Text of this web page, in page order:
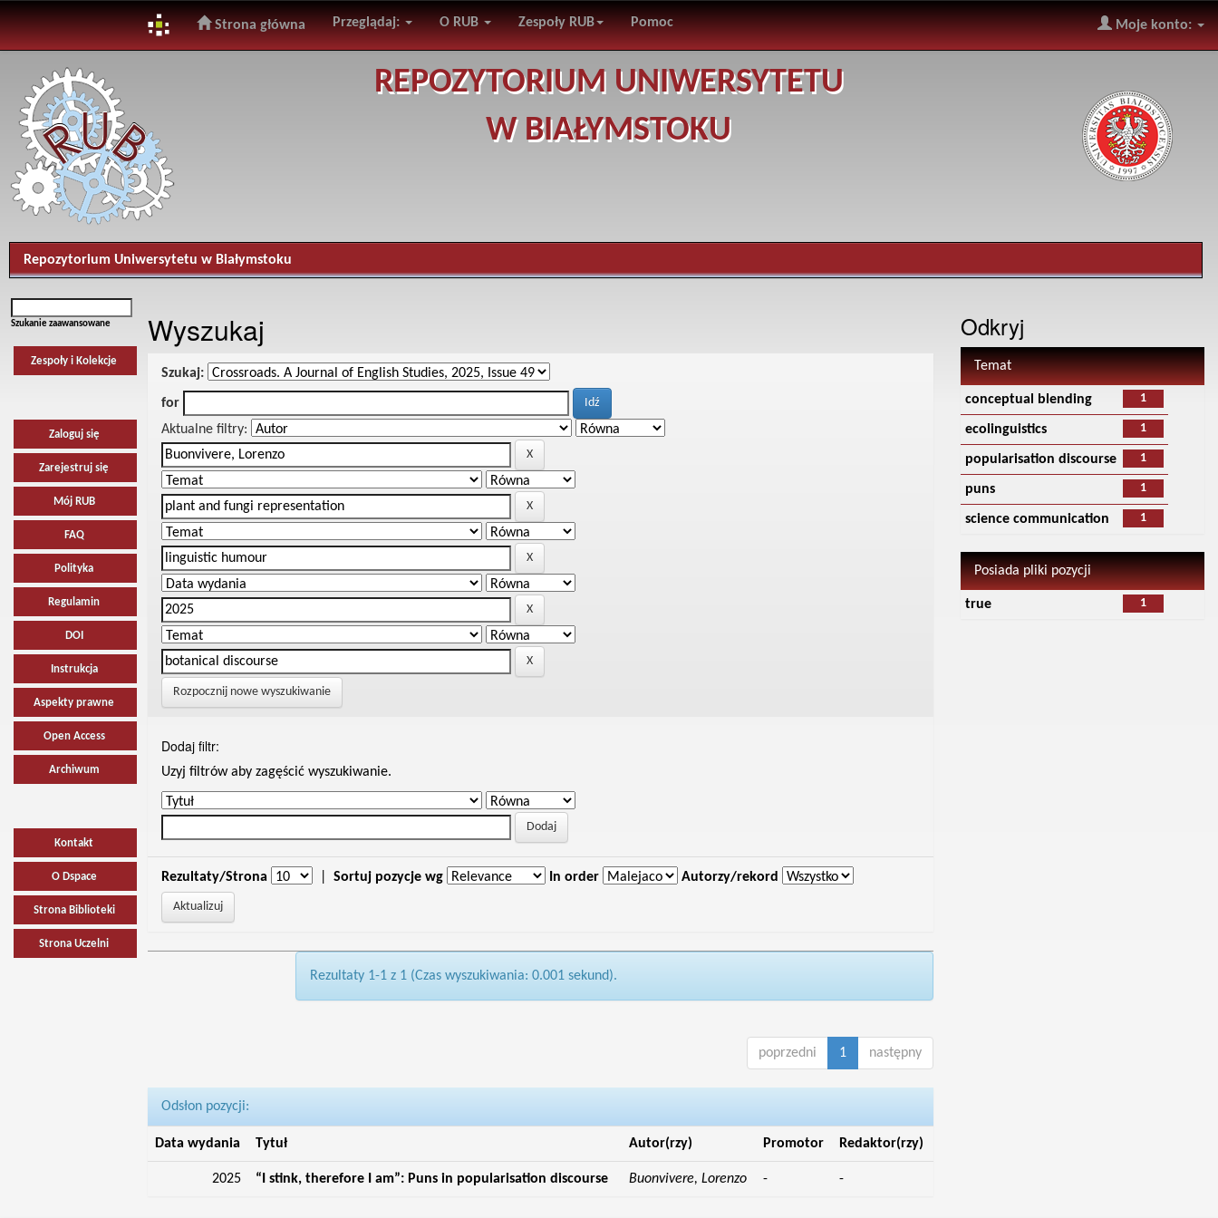
navigation
Strona główna Przeglądaj: O RUB Zespoły RUB Pomoc Moje konto:
REPOZYTORIUM UNIWERSYTETU
W BIAŁYMSTOKU
Repozytorium Uniwersytetu w Białymstoku
Szukanie zaawansowane
Zespoły i Kolekcje
Zaloguj się
Zarejestruj się
Mój RUB
FAQ
Polityka
Regulamin
DOI
Instrukcja
Aspekty prawne
Open Access
Archiwum
Kontakt
O Dspace
Strona Biblioteki
Strona Uczelni
Wyszukaj
Szukaj:
for
Aktualne filtry:
Rozpocznij nowe wyszukiwanie
Dodaj filtr:
Uzyj filtrów aby zagęścić wyszukiwanie.
Rezultaty/Strona Sortuj pozycje wg In order Autorzy/rekord
Rezultaty 1-1 z 1 (Czas wyszukiwania: 0.001 sekund).
poprzedni 1 następny
Odsłon pozycji:
Data wydania Tytuł Autor(rzy) Promotor Redaktor(rzy)
2025 “I stink, therefore I am”: Puns in popularisation discourse Buonvivere, Lorenzo - -
Odkryj
Temat
1
conceptual blending
1
ecolinguistics
1
popularisation discourse
1
puns
1
science communication
Posiada pliki pozycji
1
true